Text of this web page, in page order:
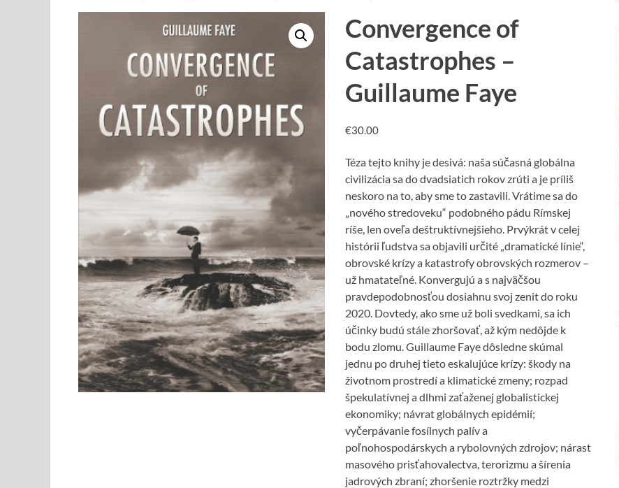
Convergence of
Catastrophes –
Guillaume Faye
€30.00
Téza tejto knihy je desivá: naša súčasná globálna
civilizácia sa do dvadsiatich rokov zrúti a je príliš
neskoro na to, aby sme to zastavili. Vrátime sa do
„nového stredoveku“ podobného pádu Rímskej
ríše, len oveľa deštruktívnejšieho. Prvýkrát v celej
histórii ľudstva sa objavili určité „dramatické línie“,
obrovské krízy a katastrofy obrovských rozmerov –
už hmatateľné. Konvergujú a s najväčšou
pravdepodobnosťou dosiahnu svoj zenit do roku
2020. Dovtedy, ako sme už boli svedkami, sa ich
účinky budú stále zhoršovať, až kým nedôjde k
bodu zlomu. Guillaume Faye dôsledne skúmal
jednu po druhej tieto eskalujúce krízy: škody na
životnom prostredí a klimatické zmeny; rozpad
špekulatívnej a dlhmi zaťaženej globalistickej
ekonomiky; návrat globálnych epidémií;
vyčerpávanie fosílnych palív a
poľnohospodárskych a rybolovných zdrojov; nárast
masového prisťahovalectva, terorizmu a šírenia
jadrových zbraní; zhoršenie roztržky medzi